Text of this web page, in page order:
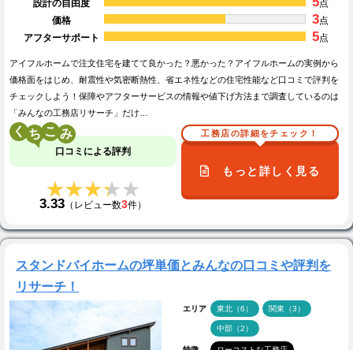
設計の自由度
点
価格
3点
アフターサポート
5点
アイフルホームで注文住宅を建てて良かった？悪かった？アイフルホームの実例から
価格面をはじめ、耐震性や気密断熱性、省エネ性などの住宅性能など口コミで評判を
チェックしよう！保障やアフターサービスの情報や値下げ方法まで調査しているのは
「みんなの工務店リサーチ」だけ…
く こ
口コミによる評判
★★★★★
★★★★★
3.33 （レビュー数3件）
工務店の詳細をチェック！
もっと詳しく見る
スタンドバイホームの坪単価とみんなの口コミや評判を
リサーチ！
エリア 東北（6） 関東（3）
中部（2）